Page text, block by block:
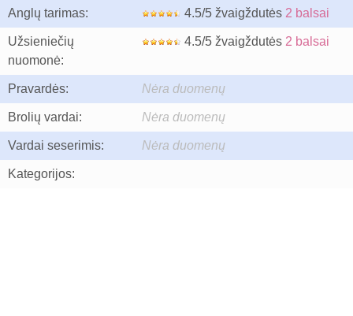
Anglų tarimas: 4.5/5 žvaigždutės 2 balsai
Užsieniečių
nuomonė:
4.5/5 žvaigždutės 2 balsai
Pravardės: Nėra duomenų
Brolių vardai: Nėra duomenų
Vardai seserimis: Nėra duomenų
Kategorijos: